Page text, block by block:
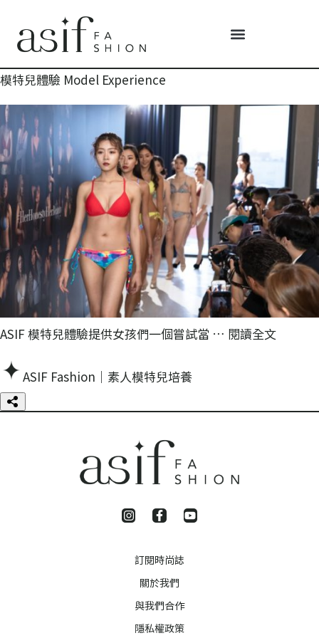
模特兒體驗 Model Experience
ASIF 模特兒體驗提供女孩們一個嘗試當 … 閱讀全文
ASIF Fashion｜素人模特兒培養
訂閱時尚誌
關於我們
與我們合作
隱私權政策